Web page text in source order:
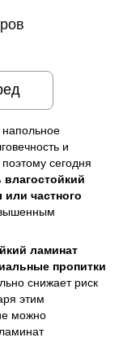
и
сегодня
влагостойкий
частного
ламинат
пропитки
снижает риск
этим
можно